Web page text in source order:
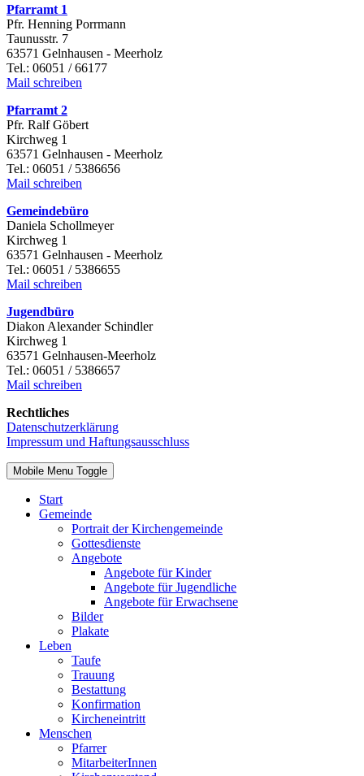
Pfarramt 1
Pfr. Henning Porrmann
Taunusstr. 7
63571 Gelnhausen - Meerholz
Tel.: 06051 / 66177
Mail schreiben
Pfarramt 2
Pfr. Ralf Göbert
Kirchweg 1
63571 Gelnhausen - Meerholz
Tel.: 06051 / 5386656
Mail schreiben
Gemeindebüro
Daniela Schollmeyer
Kirchweg 1
63571 Gelnhausen - Meerholz
Tel.: 06051 / 5386655
Mail schreiben
Jugendbüro
Diakon Alexander Schindler
Kirchweg 1
63571 Gelnhausen-Meerholz
Tel.: 06051 / 5386657
Mail schreiben
Rechtliches
Datenschutzerklärung
Impressum und Haftungsausschluss
Mobile Menu Toggle
Start
Gemeinde
Portrait der Kirchengemeinde
Gottesdienste
Angebote
Angebote für Kinder
Angebote für Jugendliche
Angebote für Erwachsene
Bilder
Plakate
Leben
Taufe
Trauung
Bestattung
Konfirmation
Kircheneintritt
Menschen
Pfarrer
MitarbeiterInnen